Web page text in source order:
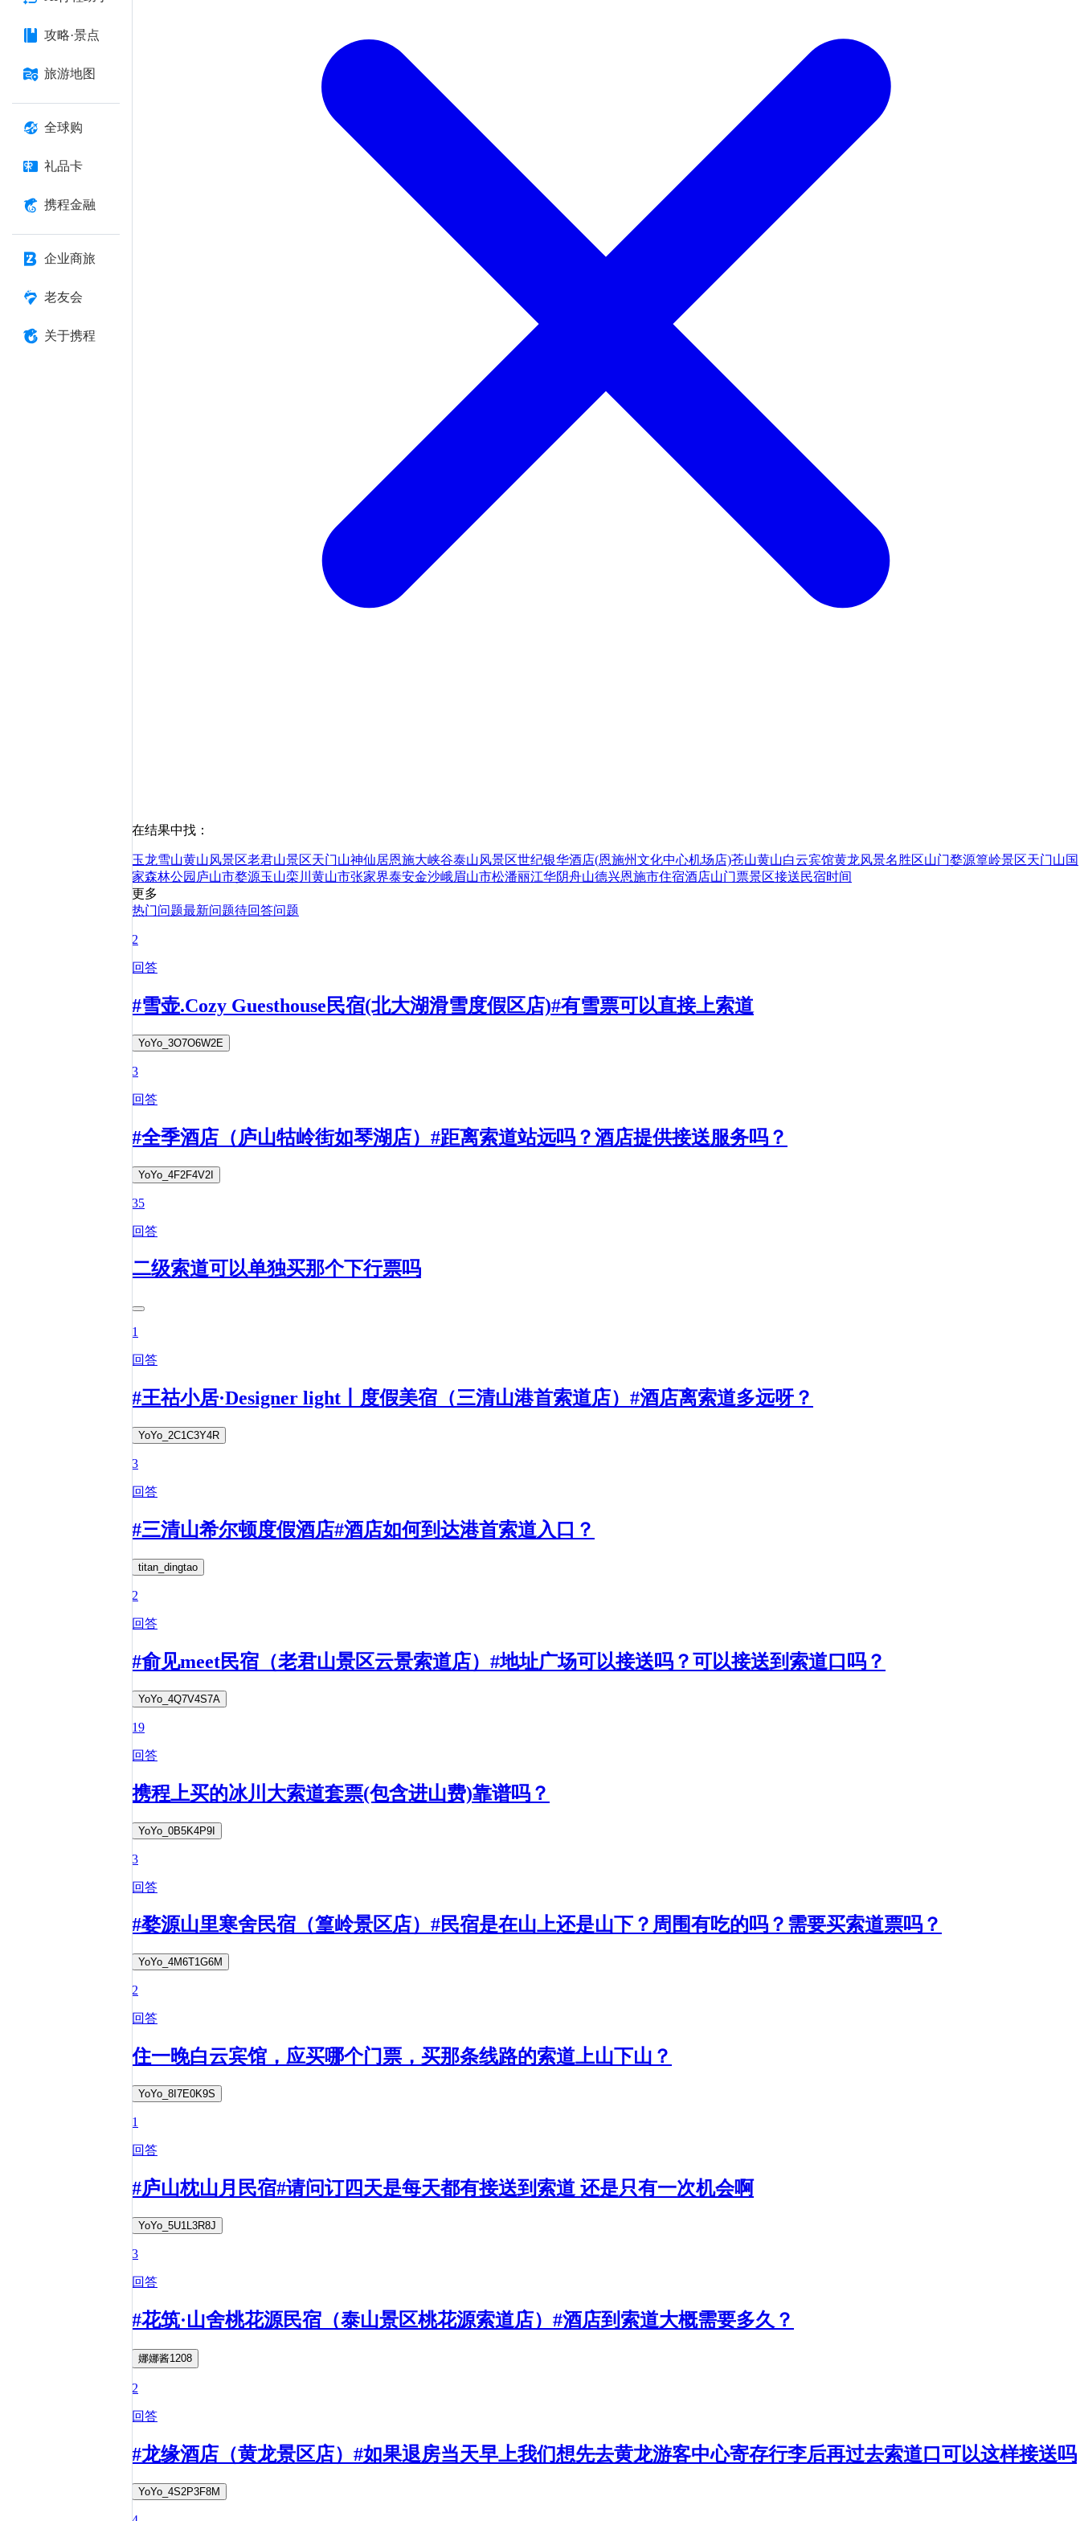
攻略·景点
旅游地图
全球购
礼品卡
携程金融
企业商旅
老友会
关于携程
在结果中找：
玉龙雪山黄山风景区老君山景区天门山神仙居恩施大峡谷泰山风景区世纪银华酒店(恩施州文化中心机场店)苍山黄山白云宾馆黄龙风景名胜区山门婺源篁岭景区天门山国
家森林公园 庐山市婺源玉山栾川 黄山市张家界泰安金沙峨眉山市松潘丽江华阴舟山德兴恩施市住宿酒店山门票景区接送民宿时间
更多
热门问题最新问题待回答问题
2
回答
#雪壶.Cozy Guesthouse民宿(北大湖滑雪度假区店)#有雪票可以直接上索道
YoYo_3O7O6W2E
3
回答
#全季酒店（庐山牯岭街如琴湖店）#距离索道站远吗？酒店提供接送服务吗？
YoYo_4F2F4V2I
35
回答
二级索道可以单独买那个下行票吗
1
回答
#王祜小居·Designer light丨度假美宿（三清山港首索道店）#酒店离索道多远呀？
YoYo_2C1C3Y4R
3
回答
#三清山希尔顿度假酒店#酒店如何到达港首索道入口？
titan_dingtao
2
回答
#俞见meet民宿（老君山景区云景索道店）#地址广场可以接送吗？可以接送到索道口吗？
YoYo_4Q7V4S7A
19
回答
携程上买的冰川大索道套票(包含进山费)靠谱吗？
YoYo_0B5K4P9I
3
回答
#婺源山里寒舍民宿（篁岭景区店）#民宿是在山上还是山下？周围有吃的吗？需要买索道票吗？
YoYo_4M6T1G6M
2
回答
住一晚白云宾馆，应买哪个门票，买那条线路的索道上山下山？
YoYo_8I7E0K9S
1
回答
#庐山枕山月民宿#请问订四天是每天都有接送到索道 还是只有一次机会啊
YoYo_5U1L3R8J
3
回答
#花筑·山舍桃花源民宿（泰山景区桃花源索道店）#酒店到索道大概需要多久？
娜娜酱1208
2
回答
#龙缘酒店（黄龙景区店）#如果退房当天早上我们想先去黄龙游客中心寄存行李后再过去索道口可以这样接送吗
YoYo_4S2P3F8M